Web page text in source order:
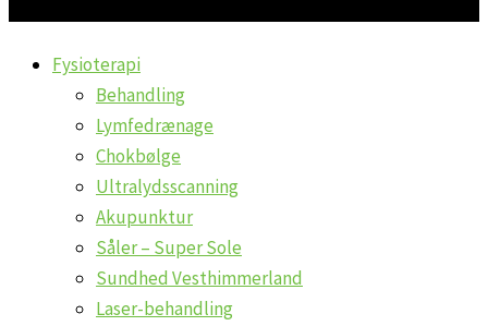
Fysioterapi
Behandling
Lymfedrænage
Chokbølge
Ultralydsscanning
Akupunktur
Såler – Super Sole
Sundhed Vesthimmerland
Laser-behandling